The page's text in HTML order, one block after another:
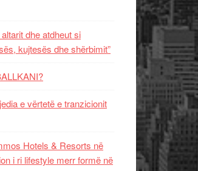
dhe atdheut si
kujtesës dhe shërbimit”
e vërtetë e tranzicionit
Hotels & Resorts në
i ri lifestyle merr formë në